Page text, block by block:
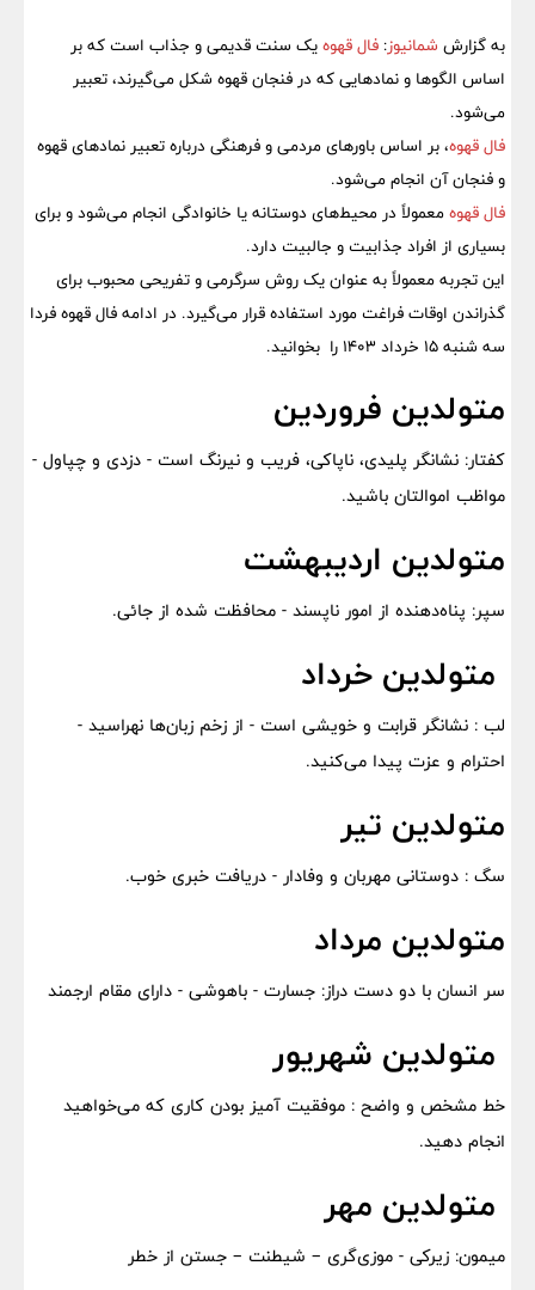
به گزارش شمانیوز: فال قهوهیک سنت قدیمی و جذاب است که بر
اساس الگوها و نمادهایی که در فنجان قهوه شکل می‌گیرند، تعبیر
می‌شود.
فال قهوه، بر اساس باورهای مردمی و فرهنگی درباره تعبیر نمادهای قهوه
و فنجان آن انجام می‌شود.
فال قهوهمعمولاً در محیط‌های دوستانه یا خانوادگی انجام می‌شود و برای
بسیاری از افراد جذابیت و جالبیت دارد.
این تجربه معمولاً به عنوان یک روش سرگرمی و تفریحی محبوب برای
گذراندن اوقات فراغت مورد استفاده قرار می‌گیرد. در ادامه فال قهوه فردا
سه شنبه 15 خرداد 1403 را بخوانید.
متولدین فروردین
کفتار: نشانگر پلیدی، ناپاکی، فریب و نیرنگ است - دزدی و چپاول -
مواظب اموالتان باشید.
متولدین اردیبهشت
سپر: پناه‌دهنده از امور ناپسند - محافظت شده از جائی.
متولدین خرداد
لب : نشانگر قرابت و خویشی است - از زخم زبان‌ها نهراسید -
احترام و عزت پیدا می‌کنید.
متولدین تیر
سگ : دوستانی مهربان و وفادار - دریافت خبری خوب.
متولدین مرداد
سر انسان با دو دست دراز: جسارت - باهوشی - دارای مقام ارجمند
متولدین شهریور
خط مشخص و واضح : موفقیت آمیز بودن کاری که می‌خواهید
انجام دهید.
متولدین مهر
میمون: زیرکی - موزی‌گری – شیطنت – جستن از خطر